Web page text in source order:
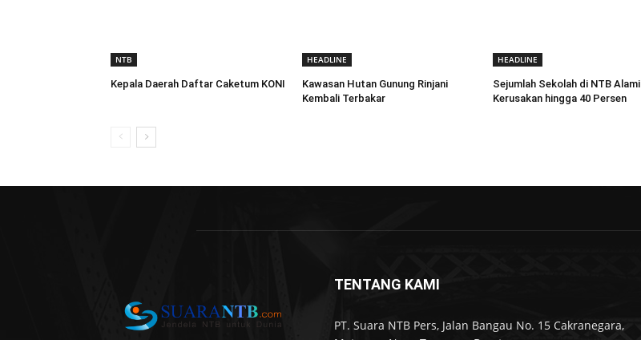
NTB
Kepala Daerah Daftar Caketum KONI
HEADLINE
Kawasan Hutan Gunung Rinjani
Kembali Terbakar
HEADLINE
Sejumlah Sekolah di NTB Alami
Kerusakan hingga 40 Persen
TENTANG KAMI
PT. Suara NTB Pers, Jalan Bangau No. 15 Cakranegara,